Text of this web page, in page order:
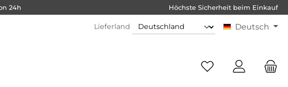
24h Höchste Sicherheit beim Einkauf
Lieferland Deutsch